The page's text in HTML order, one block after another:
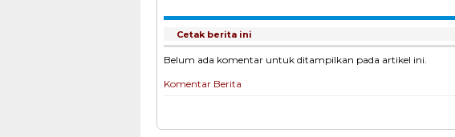
Cetak berita ini
Belum ada komentar untuk ditampilkan pada artikel ini.
Komentar Berita